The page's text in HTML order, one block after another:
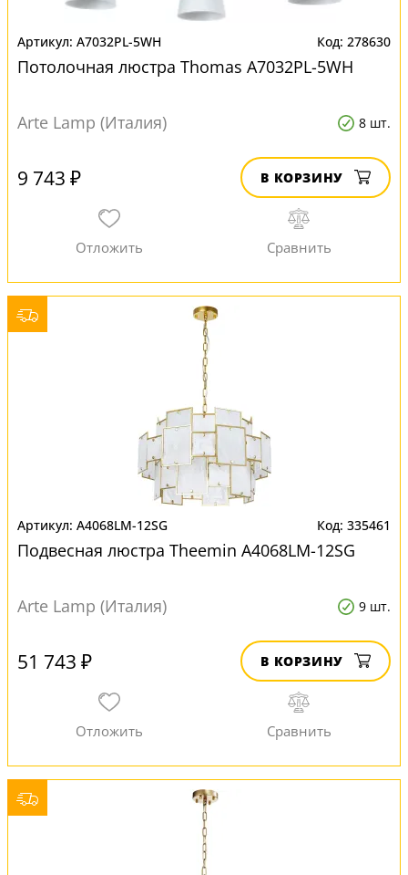
A7032PL-5WH 278630
Потолочная люстра Thomas A7032PL-5WH
Arte Lamp (Италия) 8 шт.
9 743 ₽ В КОРЗИНУ
A4068LM-12SG 335461
Подвесная люстра Theemin A4068LM-12SG
Arte Lamp (Италия) 9 шт.
51 743 ₽ В КОРЗИНУ